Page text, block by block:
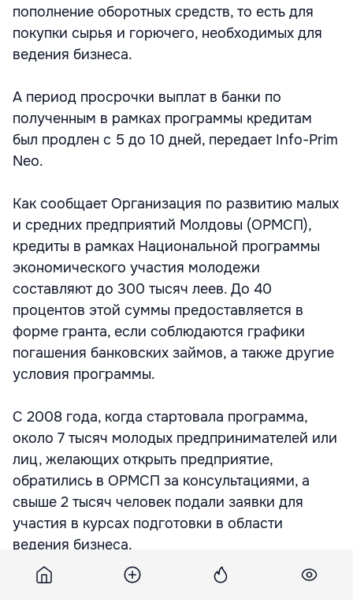
пополнение оборотных средств, то есть для
покупки сырья и горючего, необходимых для
ведения бизнеса.
А период просрочки выплат в банки по
полученным в рамках программы кредитам
был продлен с 5 до 10 дней, передает Info-Prim
Neo.
Как сообщает Организация по развитию малых
и средних предприятий Молдовы (ОРМСП),
кредиты в рамках Национальной программы
экономического участия молодежи
составляют до 300 тысяч леев. До 40
процентов этой суммы предоставляется в
форме гранта, если соблюдаются графики
погашения банковских займов, а также другие
условия программы.
С 2008 года, когда стартовала программа,
около 7 тысяч молодых предпринимателей или
лиц, желающих открыть предприятие,
обратились в ОРМСП за консультациями, а
свыше 2 тысяч человек подали заявки для
участия в курсах подготовки в области
ведения бизнеса.
Вместе с тем были профинансированы 526